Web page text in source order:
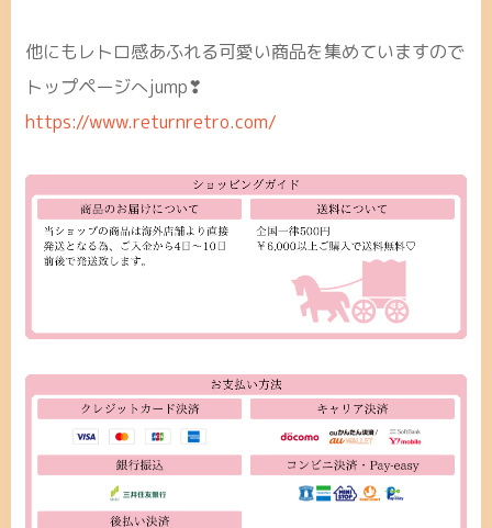
他にもレトロ感あふれる可愛い商品を集めていますので
トップページへjump❣
https://www.returnretro.com/